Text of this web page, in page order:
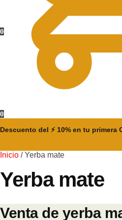
0
0
Descuento del ⚡ 10% en tu primera
Inicio /Yerba mate
Yerba mate
Venta de yerba